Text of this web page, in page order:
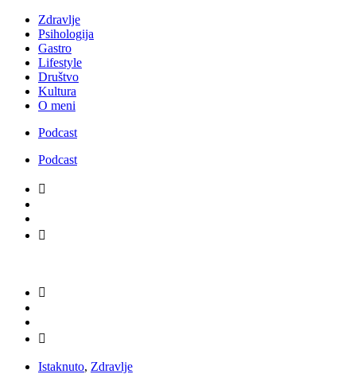
Zdravlje
Psihologija
Gastro
Lifestyle
Društvo
Kultura
O meni
Podcast
Podcast
Istaknuto, Zdravlje